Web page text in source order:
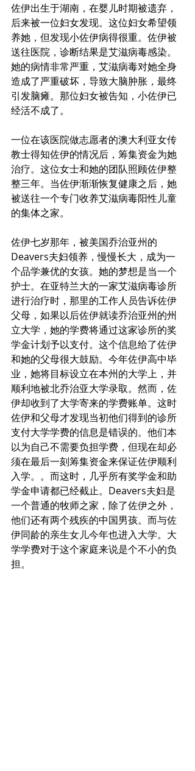
佐伊出生于湖南，在婴儿时期被遗弃，
后来被一位妇女发现。这位妇女希望领
养她，但发现小佐伊病得很重。佐伊被
送往医院，诊断结果是艾滋病毒感染。
她的病情非常严重，艾滋病毒对她全身
造成了严重破坏，导致大脑肿胀，最终
引发脑瘫。那位妇女被告知，小佐伊已
经活不成了。
一位在该医院做志愿者的澳大利亚女传
教士得知佐伊的情况后，筹集资金为她
治疗。这位女士和她的团队照顾佐伊整
整三年。当佐伊渐渐恢复健康之后，她
被送往一个专门收养艾滋病毒阳性儿童
的集体之家。
佐伊七岁那年，被美国乔治亚州的
Deavers夫妇领养，慢慢长大，成为一
个品学兼优的女孩。她的梦想是当一个
护士。在亚特兰大的一家艾滋病毒诊所
进行治疗时，那里的工作人员告诉佐伊
父母，如果以后佐伊就读乔治亚州的州
立大学，她的学费将通过这家诊所的奖
学金计划予以支付。这个信息给了佐伊
和她的父母很大鼓励。今年佐伊高中毕
业，她将目标设立在本州的大学上，并
顺利地被北乔治亚大学录取。然而，佐
伊却收到了大学寄来的学费账单。这时
佐伊和父母才发现当初他们得到的诊所
支付大学学费的信息是错误的。他们本
以为自己不需要负担学费，但现在却必
须在最后一刻筹集资金来保证佐伊顺利
入学。。而这时，几乎所有奖学金和助
学金申请都已经截止。Deavers夫妇是
一个普通的牧师之家，除了佐伊之外，
他们还有两个残疾的中国男孩。而与佐
伊同龄的亲生女儿今年也进入大学。大
学学费对于这个家庭来说是个不小的负
担。